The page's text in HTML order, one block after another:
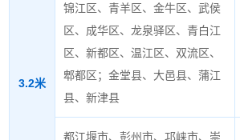
3.2米
锦江区、青羊区、金牛区、武侯
区、成华区、龙泉驿区、青白江
区、新都区、温江区、双流区、
郫都区；金堂县、大邑县、蒲江
县、新津县
都江堰市、彭州市、邛崃市、崇